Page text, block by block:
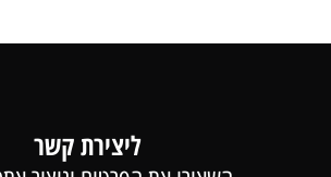
ליצירת קשר